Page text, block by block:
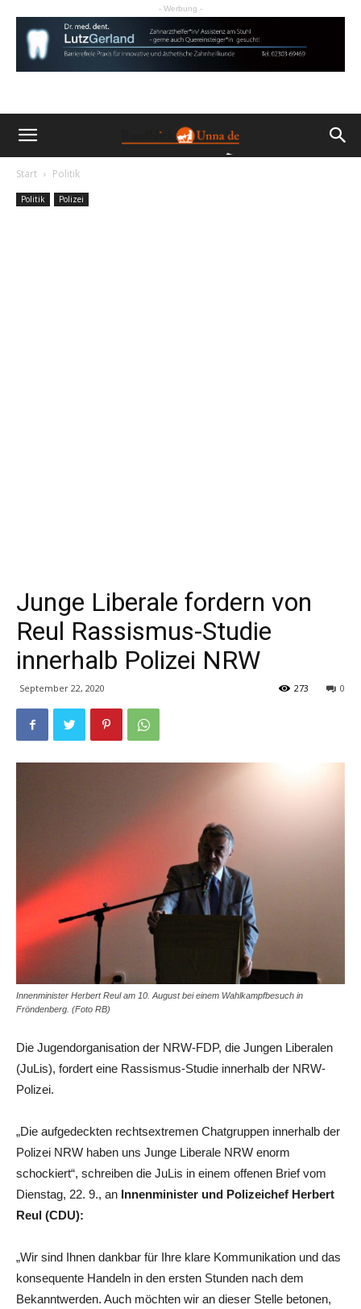
- Werbung -
Start Politik
Politik Polizei
Junge Liberale fordern von
Reul Rassismus-Studie
innerhalb Polizei NRW
September 22, 2020 0
273
Innenminister Herbert Reul am 10. August bei einem Wahlkampfbesuch in
Fröndenberg. (Foto RB)
Die Jugendorganisation der NRW-FDP, die Jungen Liberalen
(JuLis), fordert eine Rassismus-Studie innerhalb der NRW-
Polizei.
„Die aufgedeckten rechtsextremen Chatgruppen innerhalb der
Polizei NRW haben uns Junge Liberale NRW enorm
schockiert“, schreiben die JuLis in einem offenen Brief vom
Dienstag, 22. 9., an Innenminister und Polizeichef Herbert
Reul (CDU):
„Wir sind Ihnen dankbar für Ihre klare Kommunikation und das
konsequente Handeln in den ersten Stunden nach dem
Bekanntwerden. Auch möchten wir an dieser Stelle betonen,